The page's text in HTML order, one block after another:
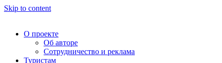
Skip to content
О проекте
Об авторе
Сотрудничество и реклама
Туристам